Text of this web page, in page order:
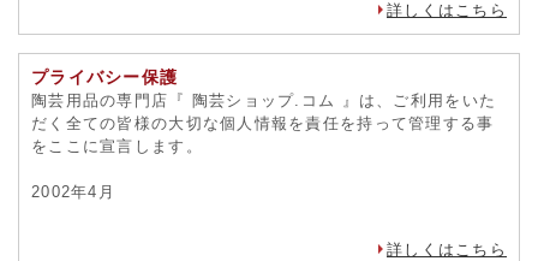
詳しくはこちら
プライバシー保護
陶芸用品の専門店『 陶芸ショップ.コム 』は、ご利用をいた
だく全ての皆様の大切な個人情報を責任を持って管理する事
をここに宣言します。
2002年4月
詳しくはこちら